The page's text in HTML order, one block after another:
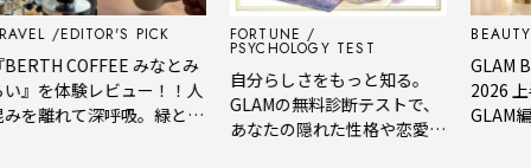
EDITOR'S PICK
COFFEE みなとみ
体験レビュー！！人
れて深呼吸。緑と
FORTUNE
PSYCHOLOGY TEST
自分らしさをもっと知る。
GLAMの無料診断テストで、
あなたの隠れた性格や恋愛タ
BEAUTY
GLAM
2026 上半
GLAM編集